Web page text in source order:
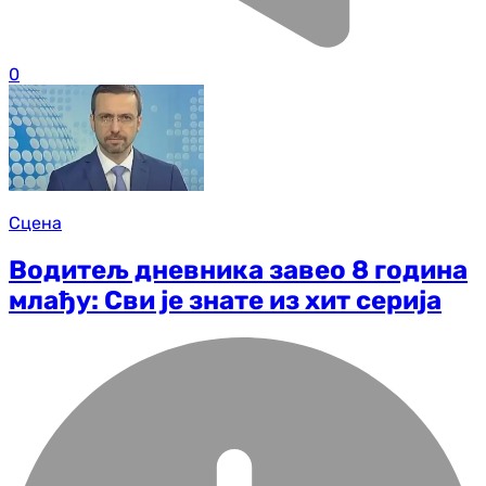
0
Сцена
Водитељ дневника завео 8 година
млађу: Сви је знате из хит серија